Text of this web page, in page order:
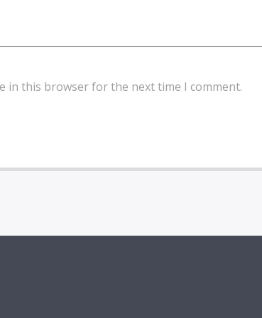
in this browser for the next time I comment.